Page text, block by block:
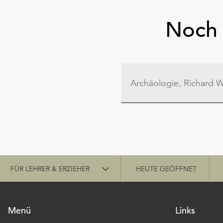
Schnellzugriff
FÜR LEHRER & ERZIEHER HEUTE GEÖFFNET
Menü Links